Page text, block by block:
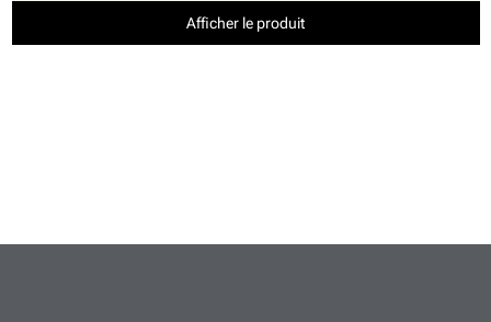
Afficher le produit